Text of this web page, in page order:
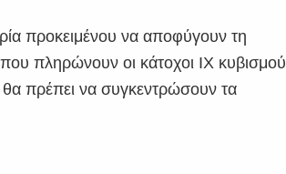
προκειμένου να αποφύγουν τη
πληρώνουν οι κάτοχοι ΙΧ κυβισμού
πρέπει να συγκεντρώσουν τα